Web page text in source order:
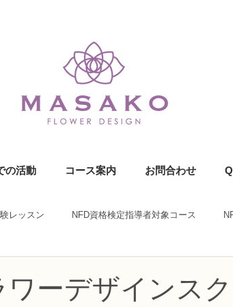
の活動 コース案内 お問合わせ
レッスン NFD資格検定指導者対象コース
資格検定1級コース
ーデザインスク